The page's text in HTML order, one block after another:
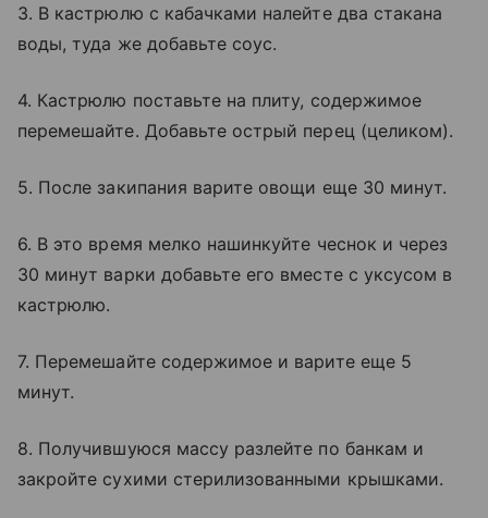
3. В кастрюлю с кабачками налейте два стакана
воды, туда же добавьте соус.
4. Кастрюлю поставьте на плиту, содержимое
перемешайте. Добавьте острый перец (целиком).
5. После закипания варите овощи еще 30 минут.
6. В это время мелко нашинкуйте чеснок и через
30 минут варки добавьте его вместе с уксусом в
кастрюлю.
7. Перемешайте содержимое и варите еще 5
минут.
8. Получившуюся массу разлейте по банкам и
закройте сухими стерилизованными крышками.